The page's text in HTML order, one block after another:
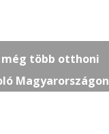
több otthoni
Magyarországon